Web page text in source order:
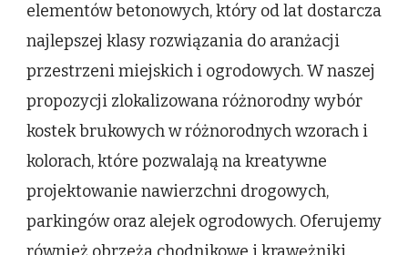
elementów betonowych, który od lat dostarcza
najlepszej klasy rozwiązania do aranżacji
przestrzeni miejskich i ogrodowych. W naszej
propozycji zlokalizowana różnorodny wybór
kostek brukowych w różnorodnych wzorach i
kolorach, które pozwalają na kreatywne
projektowanie nawierzchni drogowych,
parkingów oraz alejek ogrodowych. Oferujemy